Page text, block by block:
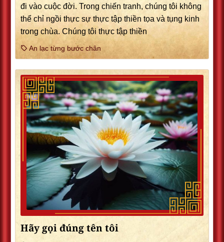
đi vào cuộc đời. Trong chiến tranh, chúng tôi không
thể chỉ ngồi thực sự thực tập thiền tọa và tụng kinh
trong chùa. Chúng tôi thực tập thiền
An lạc từng bước chân
Hãy gọi đúng tên tôi